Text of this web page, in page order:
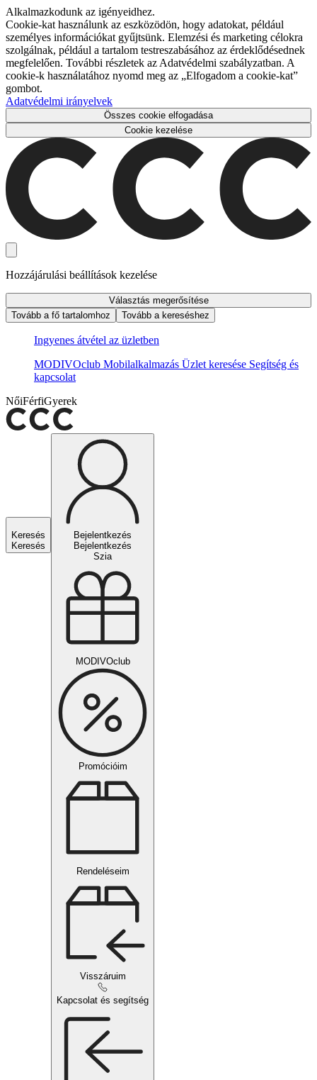
Alkalmazkodunk az igényeidhez.
Cookie-kat használunk az eszközödön, hogy adatokat, például
személyes információkat gyűjtsünk. Elemzési és marketing célokra
szolgálnak, például a tartalom testreszabásához az érdeklődésednek
megfelelően. További részletek az Adatvédelmi szabályzatban. A
cookie-k használatához nyomd meg az „Elfogadom a cookie-kat”
gombot.
Adatvédelmi irányelvek
Összes cookie elfogadása
Cookie kezelése
Hozzájárulási beállítások kezelése
Választás megerősítése
Tovább a fő tartalomhoz
Tovább a kereséshez
Ingyenes átvétel az üzletben
MODIVOclub Mobilalkalmazás Üzlet keresése Segítség és
kapcsolat
NőiFérfiGyerek
Keresés
Keresés
Bejelentkezés
Bejelentkezés
Szia
MODIVOclub
Promócióim
Rendeléseim
Visszáruim
Kapcsolat és segítség